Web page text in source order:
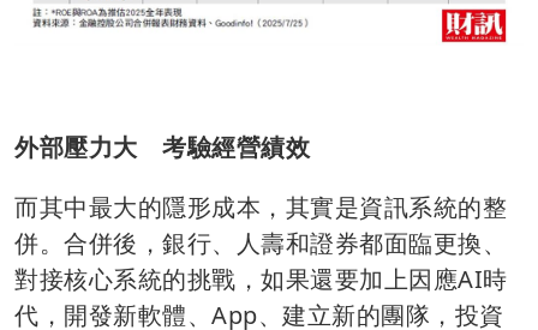
外部壓力大 考驗經營績效
而其中最大的隱形成本，其實是資訊系統的整
併。合併後，銀行、人壽和證券都面臨更換、
對接核心系統的挑戰，如果還要加上因應AI時
代，開發新軟體、App、建立新的團隊，投資